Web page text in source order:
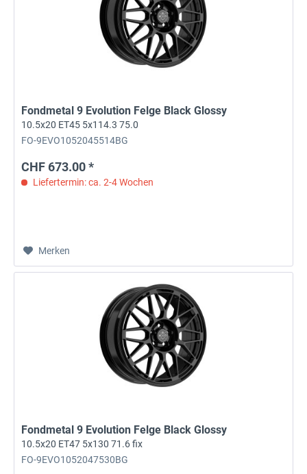
Fondmetal 9 Evolution Felge Black Glossy
10.5x20 ET45 5x114.3 75.0
FO-9EVO1052045514BG
CHF 673.00 *
Liefertermin: ca. 2-4 Wochen
Merken
Fondmetal 9 Evolution Felge Black Glossy
10.5x20 ET47 5x130 71.6 fix
FO-9EVO1052047530BG